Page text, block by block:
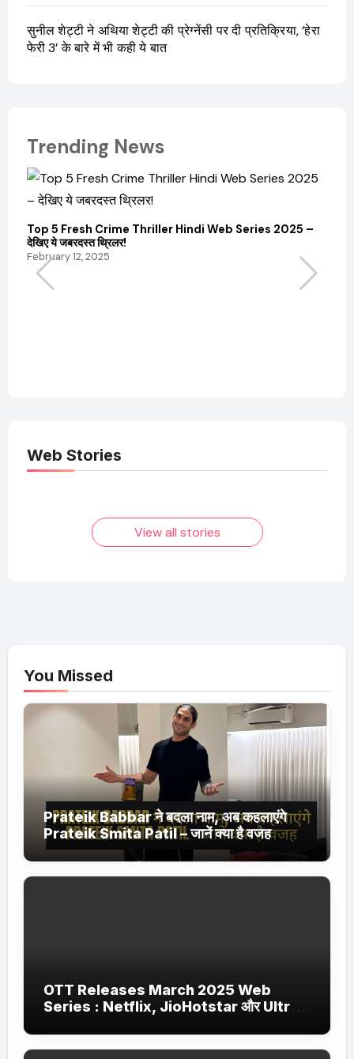
सुनील शेट्टी ने अथिया शेट्टी की प्रेग्नेंसी पर दी प्रतिक्रिया, ‘हेरा
फेरी 3’ के बारे में भी कही ये बात
Trending News
Top 5 Fresh Crime Thriller Hindi Web Series 2025 –
देखिए ये जबरदस्त थ्रिलर!
February 12, 2025
Web Stories
Elvish Yadav: एक
आम लड़के से यूट्यूबर
फिल्मों का जादू और उनका
View all stories
You Missed
Prateik Babbar ने बदला नाम, अब कहलाएंगे
Prateik Smita Patil – जानें क्या है वजह
OTT Releases March 2025 Web
Series : Netflix, JioHotstar और Ultra